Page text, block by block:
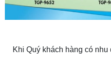
Khi Quý khách hàng có nhu